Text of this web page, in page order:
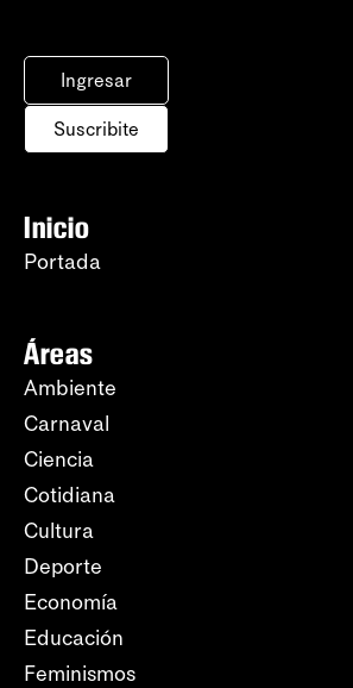
Ingresar
Suscribite
Inicio
Portada
Áreas
Ambiente
Carnaval
Ciencia
Cotidiana
Cultura
Deporte
Economía
Educación
Feminismos